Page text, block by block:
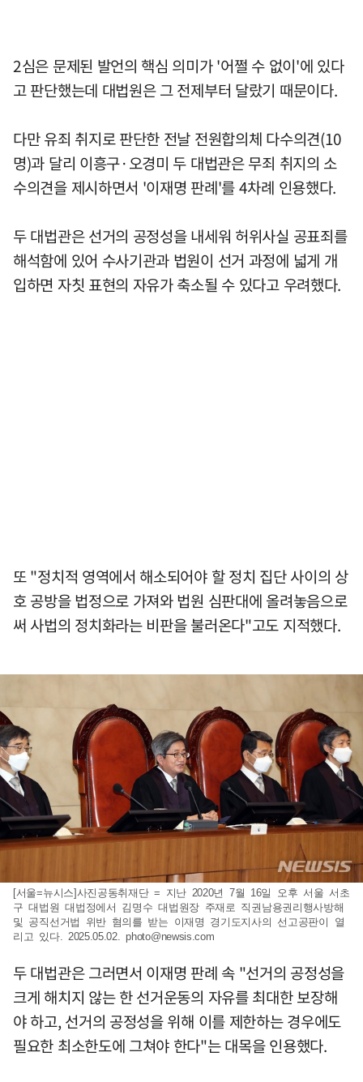
2심은 문제된 발언의 핵심 의미가 '어쩔 수 없이'에 있다
고 판단했는데 대법원은 그 전제부터 달랐기 때문이다.
다만 유죄 취지로 판단한 전날 전원합의체 다수의견(10
명)과 달리 이흥구·오경미 두 대법관은 무죄 취지의 소
수의견을 제시하면서 '이재명 판례'를 4차례 인용했다.
두 대법관은 선거의 공정성을 내세워 허위사실 공표죄를
해석함에 있어 수사기관과 법원이 선거 과정에 넓게 개
입하면 자칫 표현의 자유가 축소될 수 있다고 우려했다.
또 "정치적 영역에서 해소되어야 할 정치 집단 사이의 상
호 공방을 법정으로 가져와 법원 심판대에 올려놓음으로
써 사법의 정치화라는 비판을 불러온다"고도 지적했다.
[서울=뉴시스]사진공동취재단 = 지난 2020년 7월 16일 오후 서울 서초
구 대법원 대법정에서 김명수 대법원장 주재로 직권남용권리행사방해
및 공직선거법 위반 혐의를 받는 이재명 경기도지사의 선고공판이 열
리고 있다. 2025.05.02.photo@newsis.com
두 대법관은 그러면서 이재명 판례 속 "선거의 공정성을
크게 해치지 않는 한 선거운동의 자유를 최대한 보장해
야 하고, 선거의 공정성을 위해 이를 제한하는 경우에도
필요한 최소한도에 그쳐야 한다"는 대목을 인용했다.